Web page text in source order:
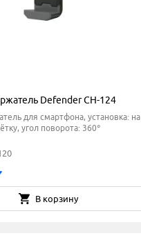
Defender CH-124
для смартфона, установка: на
угол поворота: 360°
В корзину